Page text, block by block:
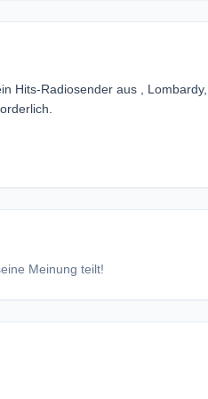
Hits-Radiosender aus ,
Meinung teilt!